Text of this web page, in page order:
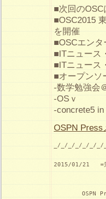
■次回の
■OSC2015
を開催
■OSCエン
■ITニュース
■ITニュース
■オープンソ
-数学勉強会
-OSｖ
-concrete5
OSPN Press
_/_/_/_/_/_/
2015/01/21   =
■■　
OSPN Pressメ